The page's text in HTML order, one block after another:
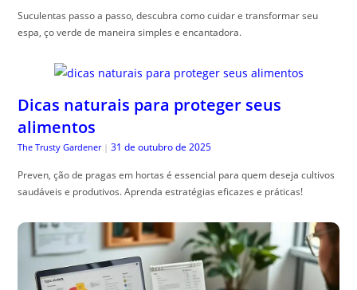
Suculentas passo a passo, descubra como cuidar e transformar seu
espa, ço verde de maneira simples e encantadora.
Dicas naturais para proteger seus
alimentos
The Trusty Gardener | 31 de outubro de 2025
Preven, ção de pragas em hortas é essencial para quem deseja cultivos
saudáveis e produtivos. Aprenda estratégias eficazes e práticas!